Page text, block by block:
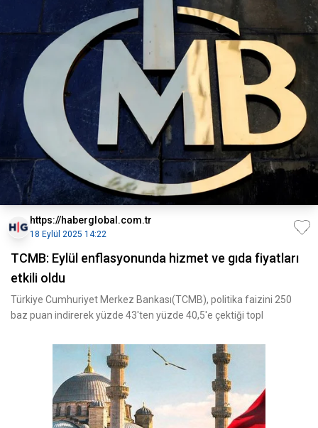
https://haberglobal.com.tr
18 Eylül 2025 14:22
TCMB: Eylül enflasyonunda hizmet ve gıda fiyatları
etkili oldu
Türkiye Cumhuriyet Merkez Bankası(TCMB), politika faizini 250
baz puan indirerek yüzde 43'ten yüzde 40,5'e çektiği topl